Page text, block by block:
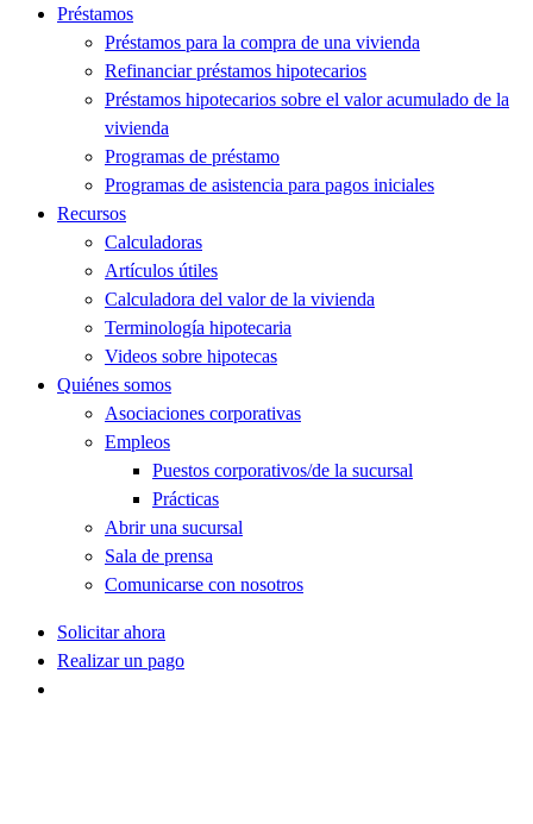
Préstamos
Préstamos para la compra de una vivienda
Refinanciar préstamos hipotecarios
Préstamos hipotecarios sobre el valor acumulado de la
vivienda
Programas de préstamo
Programas de asistencia para pagos iniciales
Recursos
Calculadoras
Artículos útiles
Calculadora del valor de la vivienda
Terminología hipotecaria
Videos sobre hipotecas
Quiénes somos
Asociaciones corporativas
Empleos
Puestos corporativos/de la sucursal
Prácticas
Abrir una sucursal
Sala de prensa
Comunicarse con nosotros
Solicitar ahora
Realizar un pago